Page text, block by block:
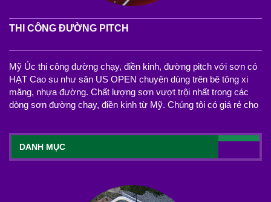
THI CÔNG ĐƯỜNG PITCH
Mỹ Úc thi công đường chạy, điền kinh, đường pitch với sơn có
HẠT Cao su như sân US OPEN chuyên dùng trên bê tông xi
măng, nhựa đường. Chất lượng sơn vượt trội nhất trong các
dòng sơn đường chạy, điền kinh từ Mỹ. Chúng tôi có giá rẻ cho
DANH MỤC